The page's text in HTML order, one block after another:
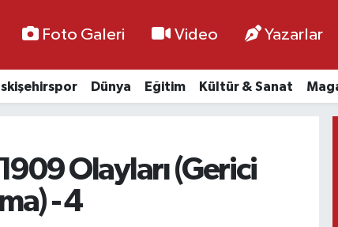
Foto Galeri Video Yazarlar
Dünya Eğitim Kültür & Sanat
Olayları (Gerici
- 4